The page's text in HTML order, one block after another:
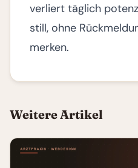
verliert täglich
still, ohne
merken.
Weitere Artikel